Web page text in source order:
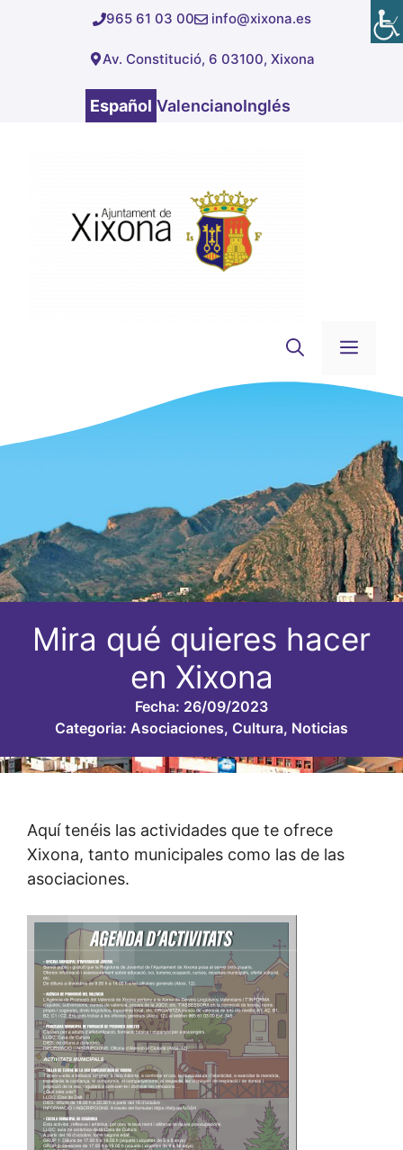
965 61 03 00 info@xixona.es
Av. Constitució, 6 03100, Xixona
Español ValencianoInglés
Mira qué quieres hacer
en Xixona
Fecha: 26/09/2023
Categoria: Asociaciones, Cultura, Noticias
Aquí tenéis las actividades que te ofrece
Xixona, tanto municipales como las de las
asociaciones.